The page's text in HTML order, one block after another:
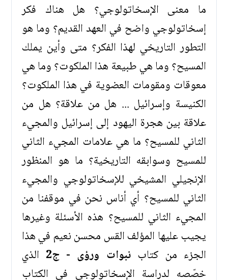
ما معنى الإسخاتولوجي؟ هل هناك فكر
إسخاتولوجي واضح في العهد القديم؟ وما هو
التطور التاريخي لهذا الفكر؟ متى وأين يملك
المسيح؟ وما هي طبيعة هذا الملكوت؟ وما هي
معوقات ومقومات العضوية في هذا الملكوت؟
الكنيسة وإسرائيل ... هل من علاقة؟ هل من
علاقة بين هجرة اليهود إلى إسرائيل والمجيء
الثاني للمسيح؟ ما هي علامات المجيء الثاني
للمسيح وسوابقه التاريخية؟ ما هو المنظور
الإنجيلي المشيخي للإسخاتولوجي والمجيء
الثاني للمسيح؟ أي أناس نحن في موقفنا من
المجيء الثاني للمسيح؟ هذه الأسئلة وغيرها
يجيب عليها المؤلف القس محسن نعيم في هذا
الجزء من كتاب نبوات ورؤى - ج2
الذي
خصّصه لدراسة الإسخاتولوجي في الكتاب